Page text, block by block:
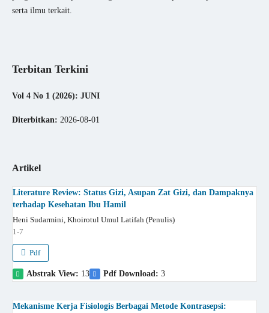
serta ilmu terkait.
Terbitan Terkini
Vol 4 No 1 (2026): JUNI
Diterbitkan: 2026-08-01
Artikel
Literature Review: Status Gizi, Asupan Zat Gizi, dan Dampaknya
terhadap Kesehatan Ibu Hamil
Heni Sudarmini, Khoirotul Umul Latifah (Penulis)
1-7
Pdf
Abstrak View: 13 Pdf Download: 3
Mekanisme Kerja Fisiologis Berbagai Metode Kontrasepsi: